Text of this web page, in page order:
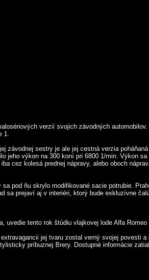
verzií svojich závodných automobilov.
1.
závodnej sestry je ale jej cestná verzia
jeho výkon na 300 koní pri 6800 1/min. Výkon sa
cez kolesá prednej nápravy, alebo oboch
pod ňu skrylo modifikované sacie potrubie.
sa prejaví aj v interiéri, ktorý bude exkluzívne
uvedie tento rok štúdiu vlajkovej lode Alfa
jej tvaru zostal verný svojej povesti a
príbuznej Brery. Dostupné informácie